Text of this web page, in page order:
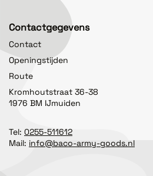
Contactgegevens
Contact
Openingstijden
Route
Kromhoutstraat 36-38
1976 BM IJmuiden
Tel: 0255-511612
Mail: info@baco-army-goods.nl